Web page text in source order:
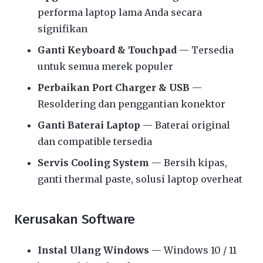
performa laptop lama Anda secara
signifikan
Ganti Keyboard & Touchpad — Tersedia
untuk semua merek populer
Perbaikan Port Charger & USB —
Resoldering dan penggantian konektor
Ganti Baterai Laptop — Baterai original
dan compatible tersedia
Servis Cooling System — Bersih kipas,
ganti thermal paste, solusi laptop overheat
Kerusakan Software
Instal Ulang Windows — Windows 10 / 11